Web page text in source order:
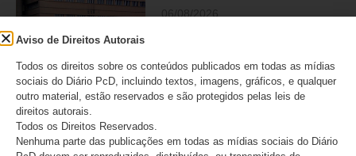
06/08/2026
Judiciário condenou médico
que provocou perda de visão
05/08/2026
Aviso de Direitos Autorais
Todos os direitos sobre os conteúdos publicados em todas as mídias
sociais do Diário PcD, incluindo textos, imagens, gráficos, e qualquer
outro material, estão reservados e são protegidos pelas leis de
direitos autorais.
Todos os Direitos Reservados.
Nenhuma parte das publicações em todas as mídias sociais do Diário